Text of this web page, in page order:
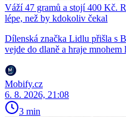
Váží 47 gramů a stojí 400 Kč.
lépe, než by kdokoliv čekal
Dílenská značka Lidlu přišla s
vejde do dlaně a hraje
Mobify.cz
6. 8. 2026, 21:08
3 min